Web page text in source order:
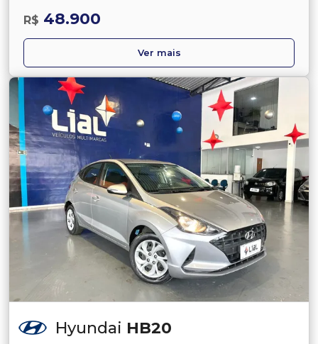
R$ 48.900
Ver mais
Hyundai HB20